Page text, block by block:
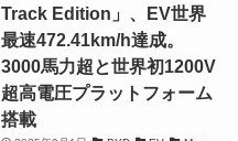
Track Edition」、EV世界
最速472.41km/h達成。
3000馬力超と世界初1200V
超高電圧プラットフォーム
搭載